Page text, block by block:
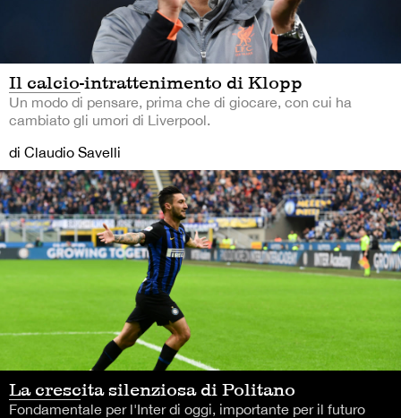
Il calcio-intrattenimento di Klopp
Un modo di pensare, prima che di giocare, con cui ha
cambiato gli umori di Liverpool.
di Claudio Savelli
La crescita silenziosa di Politano
Fondamentale per l'Inter di oggi, importante per il futuro